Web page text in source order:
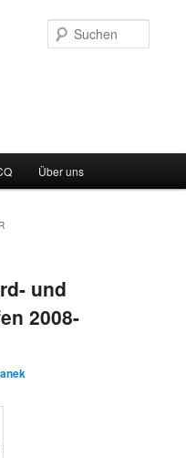
Über uns
und
2008-